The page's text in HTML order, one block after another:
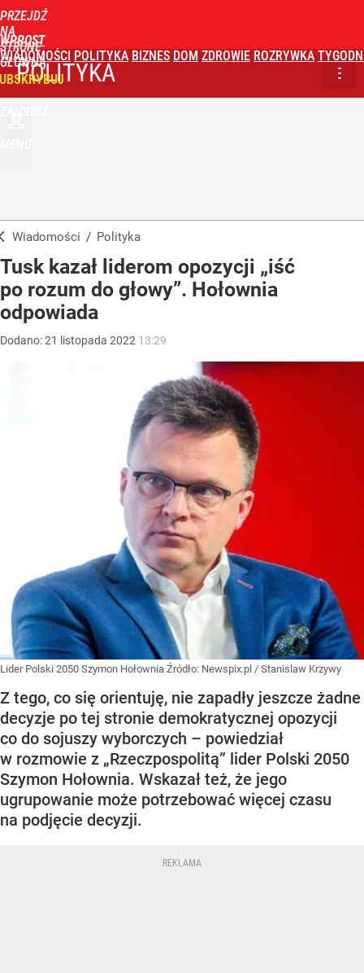
PRZEJDŹ
NA
STRONĘ
GŁÓWNĄ
WPROST
WIADOMOŚCI POLITYKA BIZNES DOM ZDROWIE ROZRYWKA
POLITYKA
Wiadomości / Polityka
Tusk kazał liderom opozycji „iść
po rozum do głowy”. Hołownia
odpowiada
Dodano:21 listopada 2022 13:29
Lider Polski 2050 Szymon Hołownia Źródło: Newspix.pl / Stanislaw Krzywy
Z tego, co się orientuję, nie zapadły jeszcze żadne
decyzje po tej stronie demokratycznej opozycji
co do sojuszy wyborczych – powiedział
w rozmowie z „Rzeczpospolitą” lider Polski 2050
Szymon Hołownia. Wskazał też, że jego
ugrupowanie może potrzebować więcej czasu
na podjęcie decyzji.